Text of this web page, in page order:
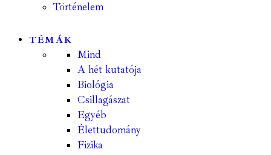
Történelem
TÉMÁK
Mind
A hét kutatója
Biológia
Csillagászat
Egyéb
Élettudomány
Fizika